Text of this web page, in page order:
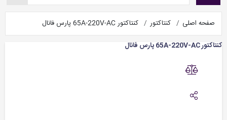
صفحه اصلی کنتاکتور
کنتاکتور 65A-220V-AC پارس فانال
کنتاکتور 65A-220V-AC پارس فانال